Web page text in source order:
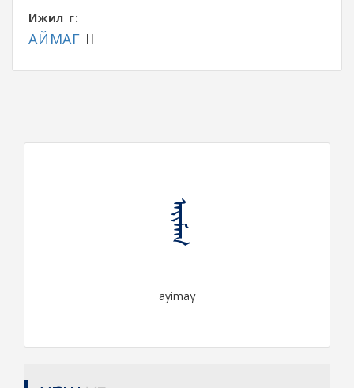
Ижил үг:
АЙМАГ II
ᠠᠶᠢᠮᠠᠭ
ayimaγ